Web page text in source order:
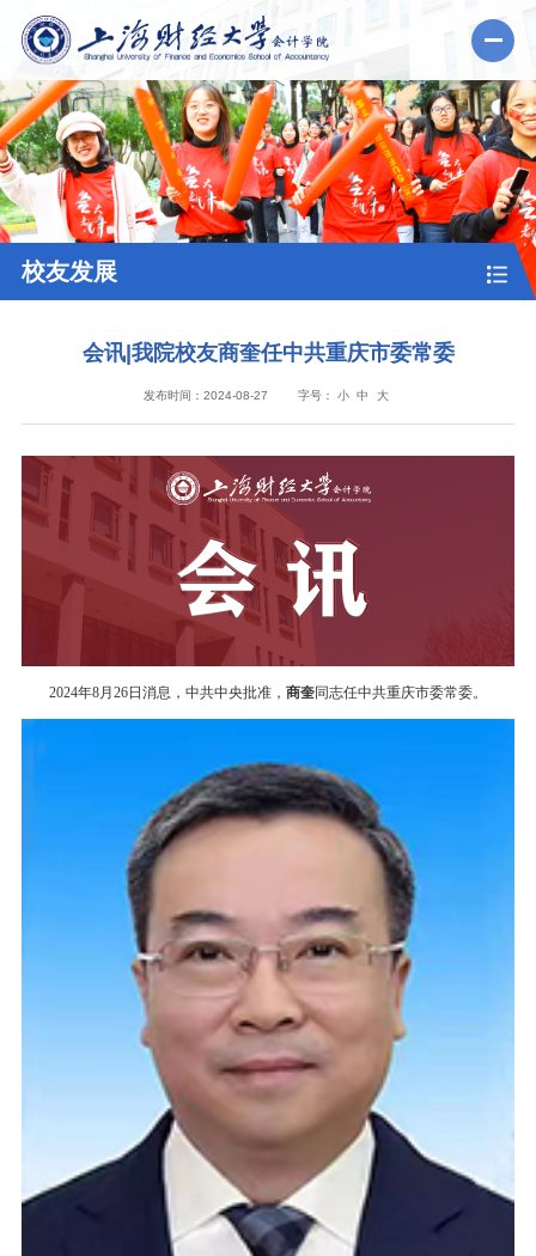
校友发展
会讯|我院校友商奎任中共重庆市委常委
发布时间：2024-08-27 字号： 小 中 大
2024年8月26日消息，中共中央批准，商奎同志任中共重庆市委常委。